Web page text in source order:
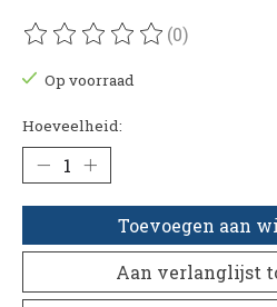
De beoordeling van dit
(0)
Op voorraad
Hoeveelheid:
Toevoegen aan
Aan verlanglijst